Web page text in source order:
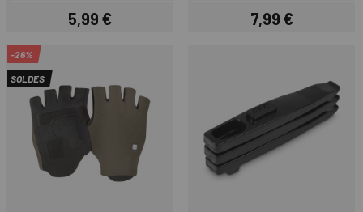
Prix
5,99 € Prix
7,99 €
-26%
SOLDES